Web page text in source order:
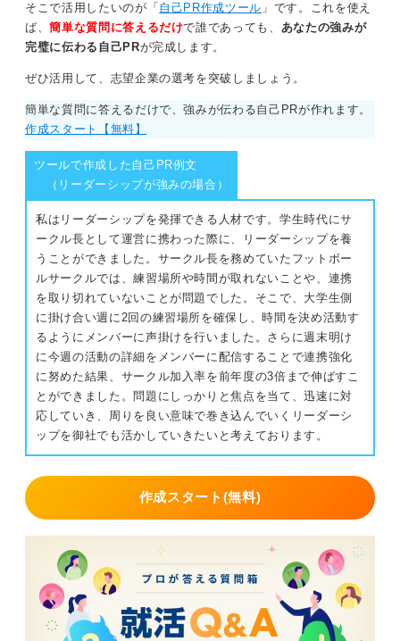
また、ビジネスにおいてのコミュニケーションは対面だ
けでなく、メールや電話などもありますし、任されたこ
とを期限内にクオリティ高く完成させるといったことも
それらを通して相手の信頼を得ていくことも立派なコミ
に仕事の成果を上げられることができれば良いのです。
そこで活用したいのが「 自己PR作成ツール 」です。これを使え
ば、簡単な質問に答えるだけで誰であっても、 あなたの強みが
完璧に伝わる自己PRが完成します。
ぜひ活用して、志望企業の選考を突破しましょう。
簡単な質問に答えるだけで、強みが伝わる自己PRが作れます。
作成スタート【無料】
ツールで作成した自己PR例文
（リーダーシップが強みの場合）
私はリーダーシップを発揮できる人材です。学生時代にサ
ークル長として運営に携わった際に、リーダーシップを養
うことができました。サークル長を務めていたフットボー
ルサークルでは、練習場所や時間が取れないことや、連携
を取り切れていないことが問題でした。そこで、大学生側
に掛け合い週に2回の練習場所を確保し、時間を決め活動す
るようにメンバーに声掛けを行いました。さらに週末明け
に今週の活動の詳細をメンバーに配信することで連携強化
に努めた結果、サークル加入率を前年度の3倍まで伸ばすこ
とができました。問題にしっかりと焦点を当て、迅速に対
応していき、周りを良い意味で巻き込んでいくリーダーシ
ップを御社でも活かしていきたいと考えております。
作成スタート(無料)